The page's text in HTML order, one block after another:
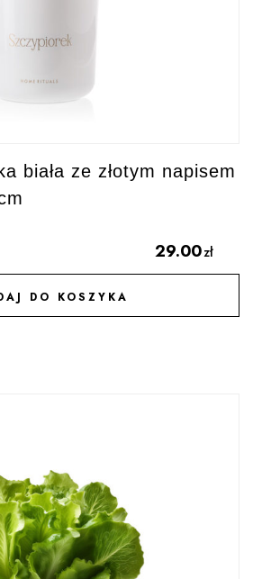
biała ze złotym napisem
29.00zł
DO KOSZYKA
DO ULUBIONYCH